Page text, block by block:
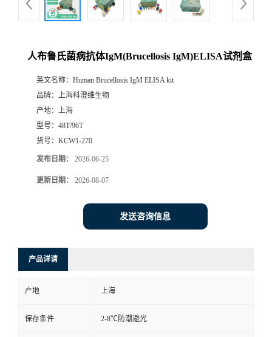
人布鲁氏菌病抗体IgM(Brucellosis IgM)ELISA试剂盒
英文名称： Human Brucellosis IgM ELISA kit
品牌：
上海科澄维生物
产地：
上海
型号： 48T/96T
货号： KCW1-270
发布日期： 2026-06-25
更新日期： 2026-08-07
发送咨询信息
产品详请
产地 上海
保存条件 2-8℃防潮避光